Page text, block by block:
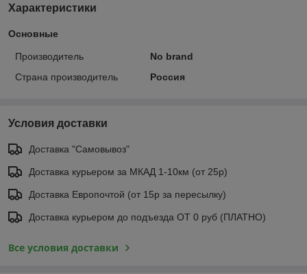
Характеристики
Основные
Производитель
No brand
Страна производитель
Россия
Условия доставки
Доставка "Самовывоз"
Доставка курьером за МКАД 1-10км (от 25р)
Доставка Европочтой (от 15р за пересылку)
Доставка курьером до подъезда ОТ 0 руб (ПЛАТНО)
Все условия доставки